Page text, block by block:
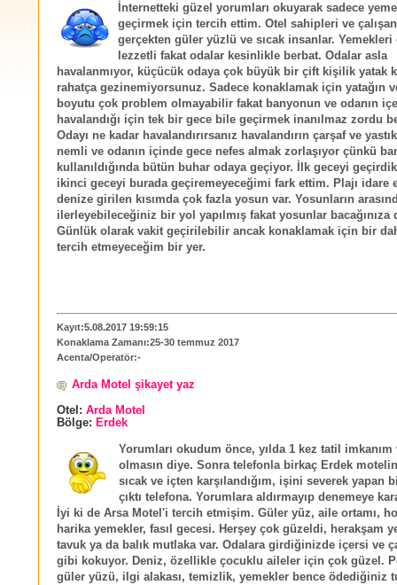
İnternetteki güzel yorumları okuyarak sadece
geçirmek için tercih ettim. Otel sahipleri ve
gerçekten güler yüzlü ve sıcak insanlar. Yemekleri
lezzetli fakat odalar kesinlikle berbat. Odalar asla
havalanmıyor, küçücük odaya çok büyük bir çift kişilik yatak
rahatça gezinemiyorsunuz. Sadece konaklamak için yatağın
boyutu çok problem olmayabilir fakat banyonun ve odanın
havalandığı için tek bir gece bile geçirmek inanılmaz zordu
Odayı ne kadar havalandırırsanız havalandırın çarşaf ve
nemli ve odanın içinde gece nefes almak zorlaşıyor çünkü
kullanıldığında bütün buhar odaya geçiyor. İlk geceyi
ikinci geceyi burada geçiremeyeceğimi fark ettim. Plajı idare
denize girilen kısımda çok fazla yosun var. Yosunların
ilerleyebileceğiniz bir yol yapılmış fakat yosunlar bacağınıza
Günlük olarak vakit geçirilebilir ancak konaklamak için bir
tercih etmeyeceğim bir yer.
Kayıt:5.08.2017 19:59:15
Konaklama Zamanı:25-30 temmuz 2017
Acenta/Operatör:-
Arda Motel şikayet yaz
Otel: Arda Motel
Bölge: Erdek
Yorumları okudum önce, yılda 1 kez tatil
olmasın diye. Sonra telefonla birkaç Erdek
sıcak ve içten karşılandığım, işini severek yapan
çıktı telefona. Yorumlara aldırmayıp denemeye
İyi ki de Arsa Motel'i tercih etmişim. Güler yüz, aile ortamı,
harika yemekler, fasıl gecesi. Herşey çok güzeldi, herakşam
tavuk ya da balık mutlaka var. Odalara girdiğinizde içersi ve
gibi kokuyor. Deniz, özellikle çocuklu aileler için çok güzel.
güler yüzü, ilgi alakası, temizlik, yemekler bence ödediğiniz